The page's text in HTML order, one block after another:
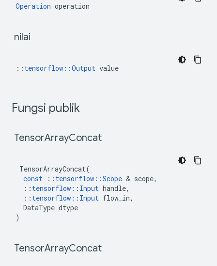
Operation operation
nilai
:: tensorflow::Output value
Fungsi publik
TensorArrayConcat
TensorArrayConcat(
const
:: tensorflow ::Scope & scope,
:: tensorflow :: Input handle,
:: tensorflow :: Input flow_in,
DataType dtype
)
TensorArrayConcat